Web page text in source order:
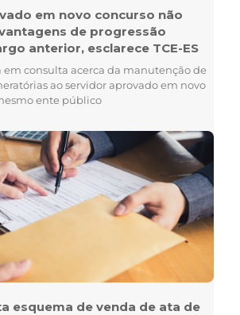
em novo concurso não
de progressão
anterior, esclarece TCE-ES
em consulta acerca da manutenção de
ao servidor aprovado em novo
ente público
esquema de venda de ata de